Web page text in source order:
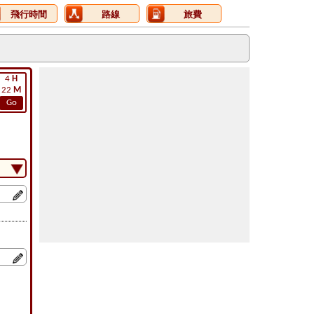
飛行時間 路線 旅費
4 H
22 M
Go